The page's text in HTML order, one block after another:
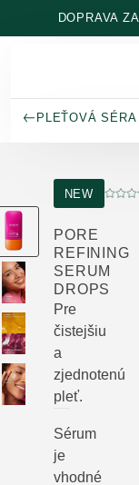
Prejsť na hlavný
DOPRAVA
PLEŤOVÁ
NEW
PORE
REFINING
SERUM
DROPS
Pre
čistejšiu
a
zjednotenú
pleť.
Sérum
je
vhodné